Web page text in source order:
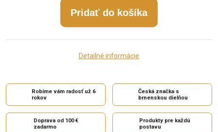
Pridať do košíka
Detailné informácie
Robíme vám radosť už 6
rokov
Česká značka s
brnenskou dielňou
Doprava od 100 €
zadarmo
Produkty pre každú
postavu